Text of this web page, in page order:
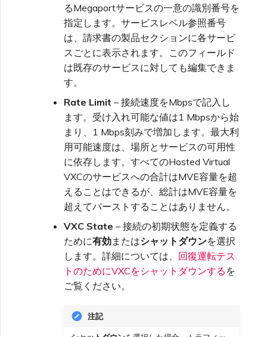
VMwareクラウド
VXCおよびIXの移動
VXCおよびIXのシャットダウ
サービスステータスの監視
サービス監視用OpenMetrics
AzureサービスキーAPIレス
ポンスフィールド
シングルサインオン(SSO)の
機能と利用方法
シングルサインオン(SSO)
トラブルシューティング次の
迅速なサポートのためのデバ
るMegaportサービスの一意の識別番号を
指定します。サービスレベル参照番号
は、請求書の製品セクションに各サービ
スごとに表示されます。このフィールド
は既存のサービスに対しても編集できま
す。
Rate Limit – 接続速度をMbpsで記入し
ます。受け入れ可能な値は1 Mbpsから始
まり、1 Mbps刻みで増加します。最大利
用可能速度は、場所とサービスの可用性
に依存します。すべてのHosted Virtual
VXCのサービスへの合計はMVE容量を超
えることはできるが、総計はMVE容量を
超えてバーストすることはありません。
VXC State – 接続の初期状態を定義する
ために有効またはシャットダウンを選択
します。詳細については、 回復運転テス
トのためにVXCをシャットダウンする を
ご覧ください。
注記